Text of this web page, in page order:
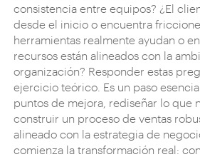
consistencia entre equipos? ¿El
desde el inicio o encuentra
herramientas realmente ayudan o
recursos están alineados con la
organización? Responder estas
ejercicio teórico. Es un paso
puntos de mejora, rediseñar lo que
construir un proceso de ventas
alineado con la estrategia de
comienza la transformación real: